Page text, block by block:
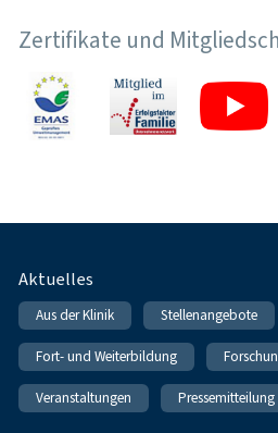
Zertifikate und
Fußnavigation
Aktuelles
Aus der Klinik Stellenangebote
Fort- und Weiterbildung
Veranstaltungen Pressemitteilung